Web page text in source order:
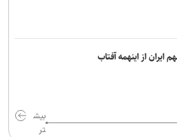
برای گسترش همکاری‌های ورزش و
ایران از اینهمه آفتاب
بیش
تر